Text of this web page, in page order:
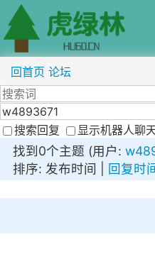
回首页 论坛
搜索回复 显示机器人聊
找到0个主题 (用户:
排序: 发布时间 | 回复时